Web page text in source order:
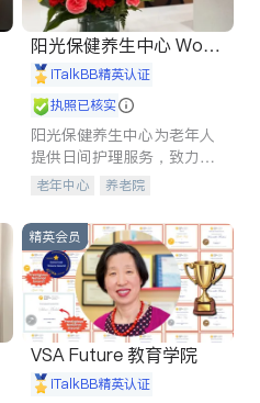
阳光保健养生中心 World
shine
iTalkBB精英认证
执照已核实
阳光保健养生中心为老年人
提供日间护理服务，致力于
通过持续的护理创新来有效
老年中心 养老院
精英会员
VSA Future 教育学院
iTalkBB精英认证